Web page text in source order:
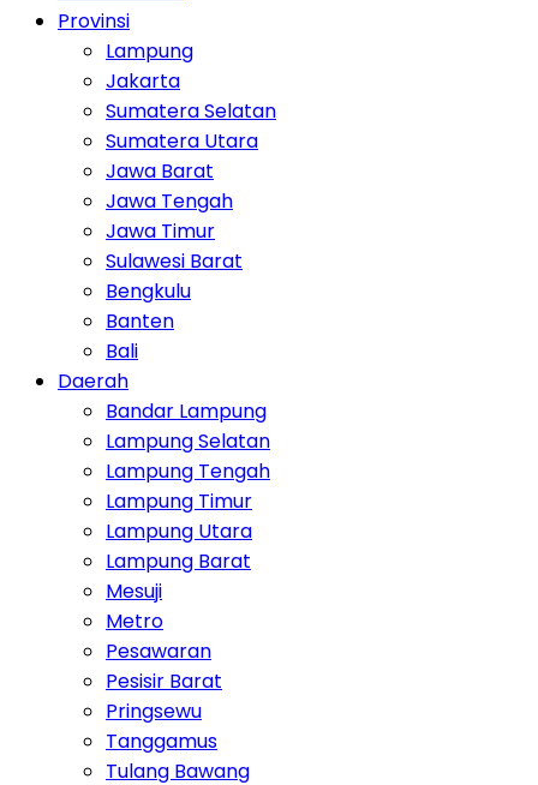
Provinsi
Lampung
Jakarta
Sumatera Selatan
Sumatera Utara
Jawa Barat
Jawa Tengah
Jawa Timur
Sulawesi Barat
Bengkulu
Banten
Bali
Daerah
Bandar Lampung
Lampung Selatan
Lampung Tengah
Lampung Timur
Lampung Utara
Lampung Barat
Mesuji
Metro
Pesawaran
Pesisir Barat
Pringsewu
Tanggamus
Tulang Bawang